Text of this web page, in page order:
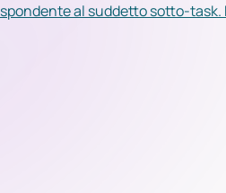
al suddetto sotto-task.